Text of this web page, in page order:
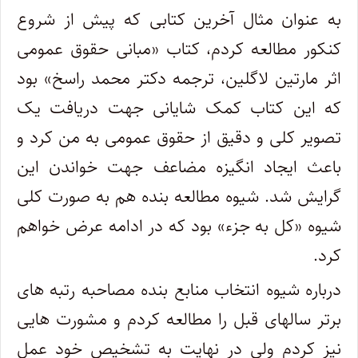
به عنوان مثال آخرین کتابی که پیش از شروع
کنکور مطالعه کردم، کتاب «مبانی حقوق عمومی
اثر مارتین لاگلین، ترجمه دکتر محمد راسخ» بود
که این کتاب کمک شایانی جهت دریافت یک
تصویر کلی و دقیق از حقوق عمومی به من کرد و
باعث ایجاد انگیزه مضاعف جهت خواندن این
گرایش شد. شیوه مطالعه بنده هم به صورت کلی
شیوه «کل به جزء» بود که در ادامه عرض خواهم
کرد.
درباره شیوه انتخاب منابع بنده مصاحبه رتبه های
برتر سالهای قبل را مطالعه کردم و مشورت هایی
نیز کردم ولی در نهایت به تشخیص خود عمل